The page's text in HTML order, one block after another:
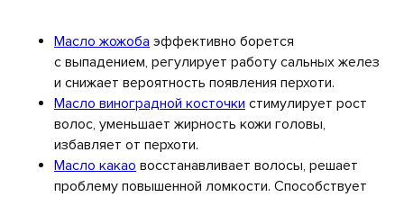
Масло жожоба эффективно борется
с выпадением, регулирует работу сальных желез
и снижает вероятность появления перхоти.
Масло виноградной косточки стимулирует рост
волос, уменьшает жирность кожи головы,
избавляет от перхоти.
Масло какао восстанавливает волосы, решает
проблему повышенной ломкости. Способствует